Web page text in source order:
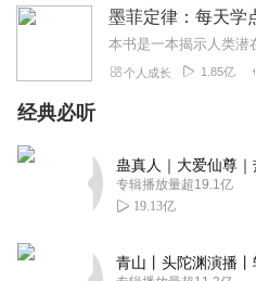
个人成长 1.85亿
经典必听
专辑播放量超19.1亿
19.13亿